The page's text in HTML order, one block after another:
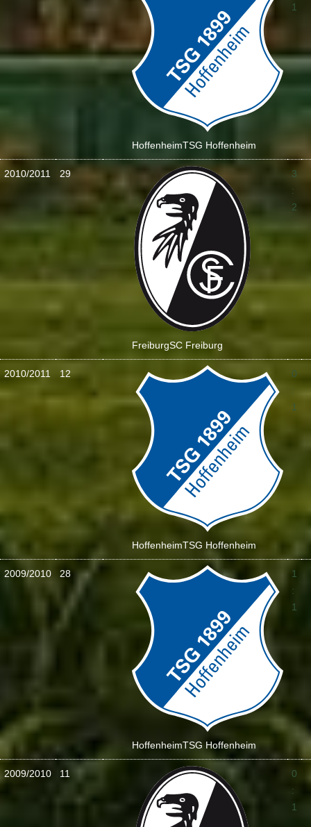
HoffenheimTSG Hoffenheim
1
2010/2011 29
FreiburgSC Freiburg
3
:
2
2010/2011 12
HoffenheimTSG Hoffenheim
0
:
1
2009/2010 28
HoffenheimTSG Hoffenheim
1
:
1
2009/2010 11
0
:
1